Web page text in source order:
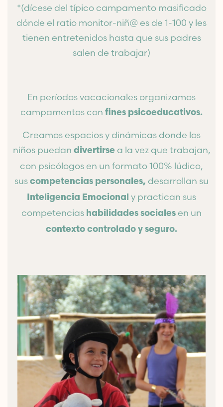
*(dícese del típico campamento masificado
dónde el ratio monitor-niñ@ es de 1-100 y les
tienen entretenidos hasta que sus padres
salen de trabajar)
En períodos vacacionales organizamos
campamentos con fines psicoeducativos.
Creamos espacios y dinámicas donde los
niños puedan divertirse a la vez que trabajan,
con psicólogos en un formato 100% lúdico,
sus competencias personales, desarrollan su
Inteligencia Emocional y practican sus
competencias habilidades sociales en un
contexto controlado y seguro.